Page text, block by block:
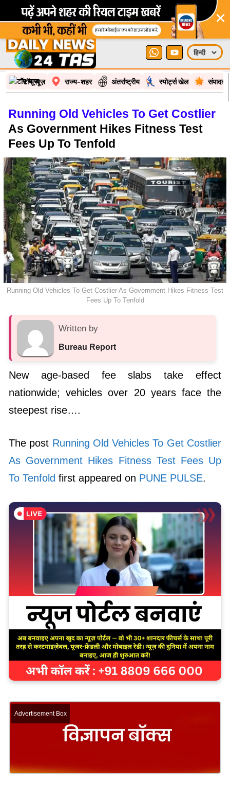
×
टॉप न्यूज़ राज्य-शहर अंतर्राष्ट्रीय स्पोर्ट्स खेल
Running Old Vehicles To Get Costlier
As Government Hikes Fitness Test
Fees Up To Tenfold
Running Old Vehicles To Get Costlier As Government Hikes Fitness Test
Fees Up To Tenfold
Written by
Bureau Report
New age-based fee slabs take effect
nationwide; vehicles over 20 years face the
steepest rise….
The post Running Old Vehicles To Get Costlier
As Government Hikes Fitness Test Fees Up
To Tenfold first appeared on PUNE PULSE.
Advertisement Box